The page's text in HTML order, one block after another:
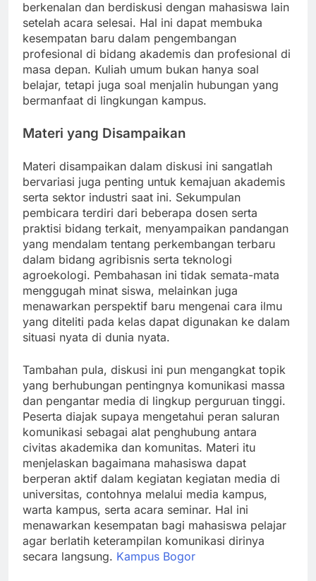
berkenalan dan berdiskusi dengan mahasiswa lain
setelah acara selesai. Hal ini dapat membuka
kesempatan baru dalam pengembangan
profesional di bidang akademis dan profesional di
masa depan. Kuliah umum bukan hanya soal
belajar, tetapi juga soal menjalin hubungan yang
bermanfaat di lingkungan kampus.
Materi yang Disampaikan
Materi disampaikan dalam diskusi ini sangatlah
bervariasi juga penting untuk kemajuan akademis
serta sektor industri saat ini. Sekumpulan
pembicara terdiri dari beberapa dosen serta
praktisi bidang terkait, menyampaikan pandangan
yang mendalam tentang perkembangan terbaru
dalam bidang agribisnis serta teknologi
agroekologi. Pembahasan ini tidak semata-mata
menggugah minat siswa, melainkan juga
menawarkan perspektif baru mengenai cara ilmu
yang diteliti pada kelas dapat digunakan ke dalam
situasi nyata di dunia nyata.
Tambahan pula, diskusi ini pun mengangkat topik
yang berhubungan pentingnya komunikasi massa
dan pengantar media di lingkup perguruan tinggi.
Peserta diajak supaya mengetahui peran saluran
komunikasi sebagai alat penghubung antara
civitas akademika dan komunitas. Materi itu
menjelaskan bagaimana mahasiswa dapat
berperan aktif dalam kegiatan kegiatan media di
universitas, contohnya melalui media kampus,
warta kampus, serta acara seminar. Hal ini
menawarkan kesempatan bagi mahasiswa pelajar
agar berlatih keterampilan komunikasi dirinya
secara langsung. Kampus Bogor